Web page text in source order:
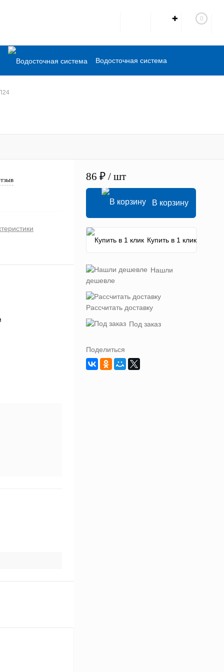
✚ 0
Водосточная система
86 ₽ / шт
В корзину
Купить в 1 клик
Нашли
дешевле
Рассчитать доставку
Под заказ
Поделиться